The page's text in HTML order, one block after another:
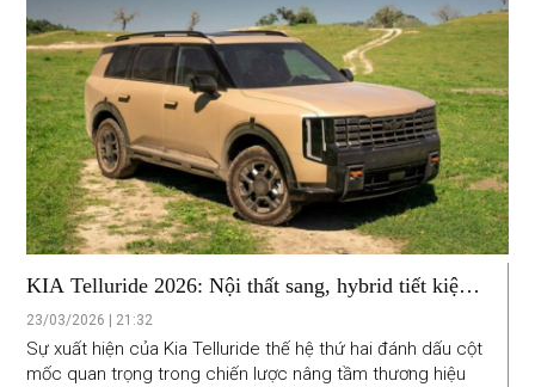
KIA Telluride 2026: Nội thất sang, hybrid tiết kiệm,
giá vẫn cạnh tranh
23/03/2026 | 21:32
Sự xuất hiện của Kia Telluride thế hệ thứ hai đánh dấu cột
mốc quan trọng trong chiến lược nâng tầm thương hiệu